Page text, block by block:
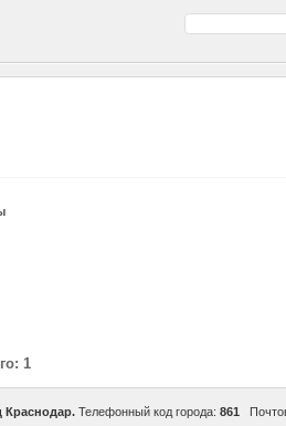
1
Краснодар. Телефонный код города: 861